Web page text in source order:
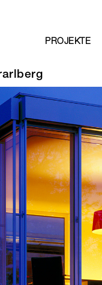
PROJEKTE